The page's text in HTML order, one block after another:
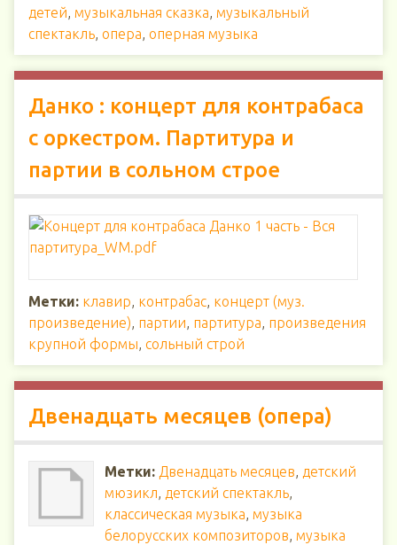
детей, музыкальная сказка, музыкальный
спектакль, опера, оперная музыка
Данко : концерт для контрабаса
с оркестром. Партитура и
партии в сольном строе
Метки: клавир, контрабас, концерт (муз.
произведение), партии, партитура, произведения
крупной формы, сольный строй
Двенадцать месяцев (опера)
Метки: Двенадцать месяцев, детский
мюзикл, детский спектакль,
классическая музыка, музыка
белорусских композиторов, музыка